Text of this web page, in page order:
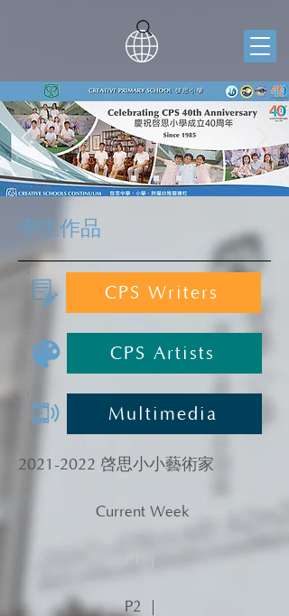
學生作品
CPS Writers
CPS Artists
Multimedia
2021-2022 啓思小小藝術家
Current Week
P2 ｜